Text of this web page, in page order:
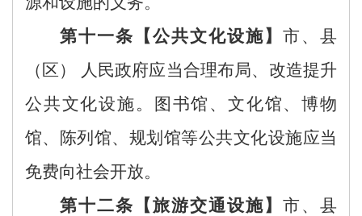
第十一条【 公共文化设施】市、县
（区）
人民政府应当合理布局、改造提升
公共文化设施。图书馆、文化馆、博物
馆、陈列馆、规划馆等公共文化设施应当
免费向社会开放。
第十二条【 旅游交通设施】市、县